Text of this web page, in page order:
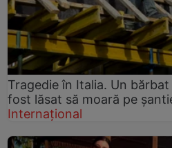
Tragedie în Italia. Un
fost lăsat să moară pe
Internațional